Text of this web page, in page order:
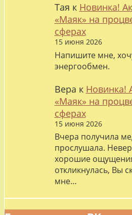
Тая к Новинка!
«Маяк» на
сферах
15 июня 2026
Напишите мне,
энергообмен.
Вера к Новинка!
«Маяк» на
сферах
15 июня 2026
Вчера получила
прослушала.
хорошие
откликнулась, Вы
мне…